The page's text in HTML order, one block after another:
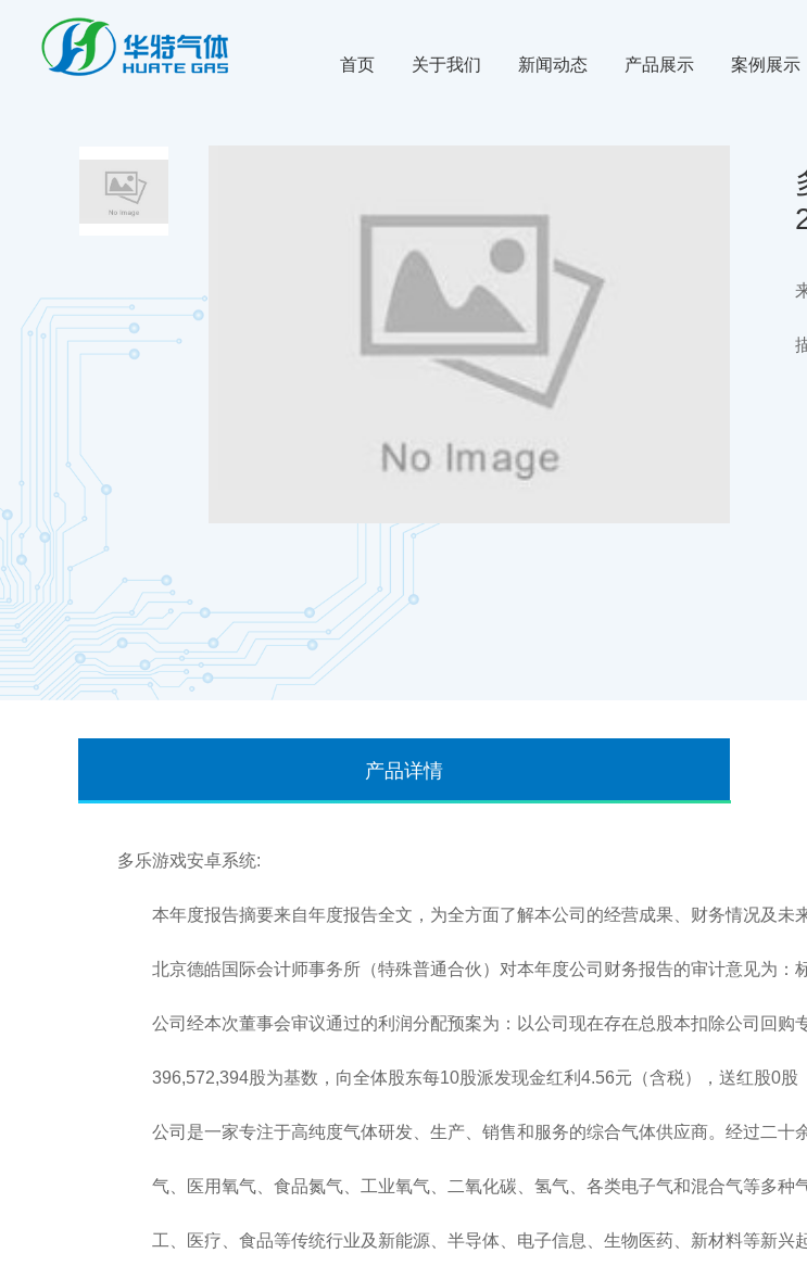
首页 关于我们 新闻动态 产品展示 案例展示
产品详情
多乐游戏安卓系统:
本年度报告摘要来自年度报告全文，为全方面了解本公司的经营成果、财务情况及未
北京德皓国际会计师事务所（特殊普通合伙）对本年度公司财务报告的审计意见为：标
公司经本次董事会审议通过的利润分配预案为：以公司现在存在总股本扣除公司回购
396,572,394股为基数，向全体股东每10股派发现金红利4.56元（含税），送红股0股
公司是一家专注于高纯度气体研发、生产、销售和服务的综合气体供应商。经过二十
气、医用氧气、食品氮气、工业氧气、二氧化碳、氢气、各类电子气和混合气等多种
工、医疗、食品等传统行业及新能源、半导体、电子信息、生物医药、新材料等新兴起